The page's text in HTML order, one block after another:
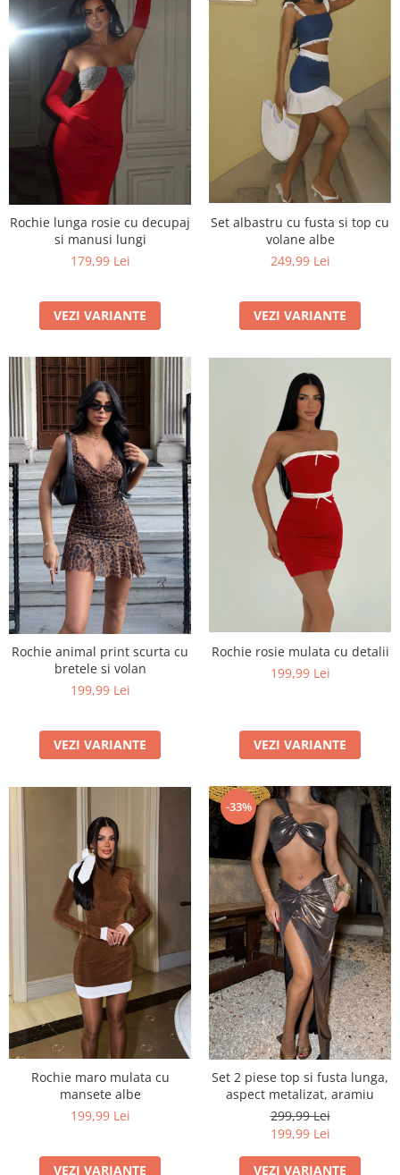
Rochie lunga rosie cu decupaj
si manusi lungi
179,99 Lei
VEZI VARIANTE
Set albastru cu fusta si top cu
volane albe
249,99 Lei
VEZI VARIANTE
Rochie animal print scurta cu
bretele si volan
199,99 Lei
VEZI VARIANTE
Rochie rosie mulata cu detalii
199,99 Lei
VEZI VARIANTE
Rochie maro mulata cu
mansete albe
199,99 Lei
VEZI VARIANTE
-33%
Set 2 piese top si fusta lunga,
aspect metalizat, aramiu
299,99 Lei
199,99 Lei
VEZI VARIANTE